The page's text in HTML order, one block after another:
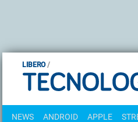
LIBERO
NEWS ANDROID APPLE